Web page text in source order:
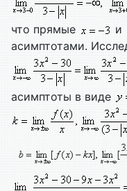
что прямые
и
асимптотами.
асимптоты в виде